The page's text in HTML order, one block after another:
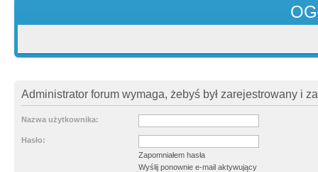
Administrator forum wymaga, żebyś był zarejestrowany i
Nazwa użytkownika:
Hasło:
Zapomniałem hasła
Wyślij ponownie e-mail aktywujący